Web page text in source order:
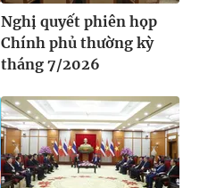
Nghị quyết phiên họp
Chính phủ thường kỳ
tháng 7/2026